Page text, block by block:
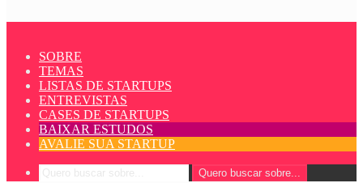
SOBRE
TEMAS
LISTAS DE STARTUPS
ENTREVISTAS
CASES DE STARTUPS
BAIXAR ESTUDOS
AVALIE SUA STARTUP
Quero buscar sobre...